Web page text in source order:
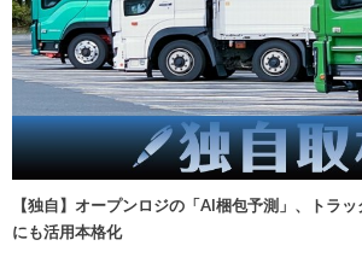
【独自】オープンロジの「AI梱包予測」、トラ
にも活用本格化